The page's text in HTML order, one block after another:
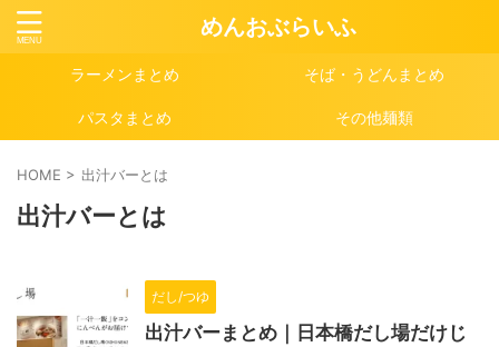
めんおぶらいふ
ラーメンまとめ そば・うどんまとめ
パスタまとめ その他麺類
HOME > 出汁バーとは
出汁バーとは
だし/つゆ
出汁バーまとめ｜日本橋だし場だけじ